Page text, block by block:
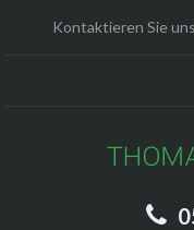
Kontaktieren Sie